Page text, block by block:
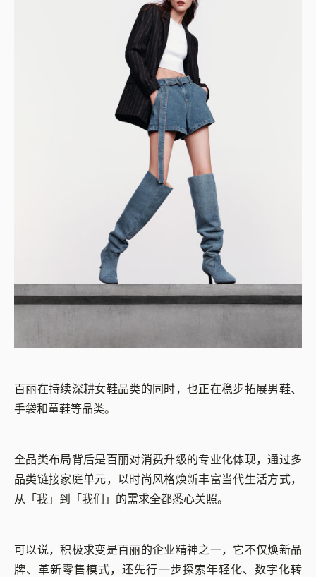
百丽在持续深耕女鞋品类的同时，也正在稳步拓展男鞋、
手袋和童鞋等品类。
全品类布局背后是百丽对消费升级的专业化体现，通过多
品类链接家庭单元，以时尚风格焕新丰富当代生活方式，
从「我」到「我们」的需求全都悉心关照。
可以说，积极求变是百丽的企业精神之一，它不仅焕新品
牌、革新零售模式，还先行一步探索年轻化、数字化转